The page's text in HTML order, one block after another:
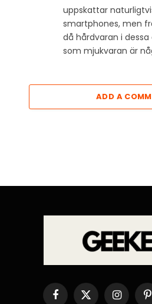
uppskattar
smartphones, men
då hårdvaran i
som mjukvaran är
ADD A
Facebook
X Instagram